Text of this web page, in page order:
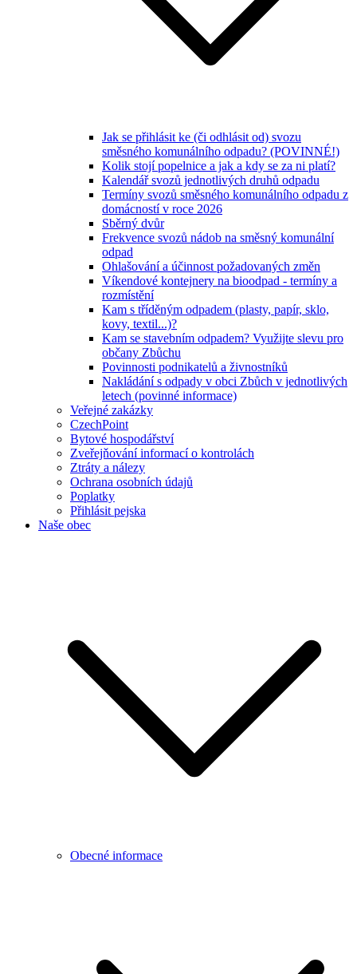
Jak se přihlásit ke (či odhlásit od) svozu
směsného komunálního odpadu? (POVINNÉ!)
Kolik stojí popelnice a jak a kdy se za ni platí?
Kalendář svozů jednotlivých druhů odpadu
Termíny svozů směsného komunálního odpadu z
domácností v roce 2026
Sběrný dvůr
Frekvence svozů nádob na směsný komunální
odpad
Ohlašování a účinnost požadovaných změn
Víkendové kontejnery na bioodpad - termíny a
rozmístění
Kam s tříděným odpadem (plasty, papír, sklo,
kovy, textil...)?
Kam se stavebním odpadem? Využijte slevu pro
občany Zbůchu
Povinnosti podnikatelů a živnostníků
Nakládání s odpady v obci Zbůch v jednotlivých
letech (povinné informace)
Veřejné zakázky
CzechPoint
Bytové hospodářství
Zveřejňování informací o kontrolách
Ztráty a nálezy
Ochrana osobních údajů
Poplatky
Přihlásit pejska
Naše obec
Obecné informace